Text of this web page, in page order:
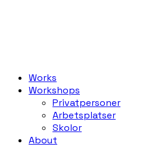
Works
Workshops
Privatpersoner
Arbetsplatser
Skolor
About